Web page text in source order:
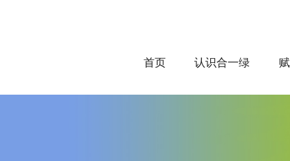
首页 认识合一绿